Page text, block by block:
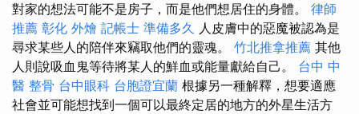
對家的想法可能不是房子，而是他們想居住的身體。 律師
推薦 彰化 外燴 記帳士 準備多久 人皮膚中的惡魔被認為是
尋求某些人的陪伴來竊取他們的靈魂。 竹北推拿推薦 其他
人則說吸血鬼等待將某人的鮮血或能量獻給自己。 台中 中
醫 整骨 台中眼科 台胞證宜蘭 根據另一種解釋，想要適應
社會並可能想找到一個可以最終定居的地方的外星生活方